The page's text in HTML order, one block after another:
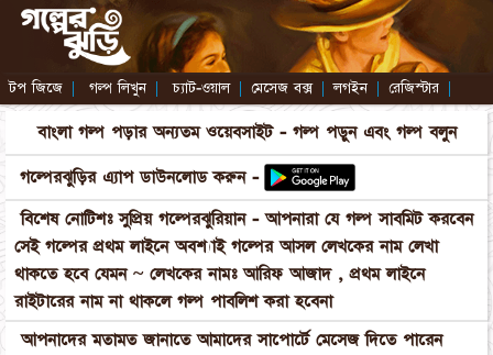
টপ জিজে | গল্প লিখুন | চ্যাট-ওয়াল | মেসেজ বক্স | লগইন | রেজিস্টার |
বাংলা গল্প পড়ার অন্যতম ওয়েবসাইট - গল্প পড়ুন এবং গল্প বলুন
গল্পেরঝুড়ির এ্যাপ ডাউনলোড করুন -
বিশেষ নোটিশঃ সুপ্রিয় গল্পেরঝুরিয়ান - আপনারা যে গল্প সাবমিট করবেন
সেই গল্পের প্রথম লাইনে অবশ্যাই গল্পের আসল লেখকের নাম লেখা
থাকতে হবে যেমন ~ লেখকের নামঃ আরিফ আজাদ , প্রথম লাইনে
রাইটারের নাম না থাকলে গল্প পাবলিশ করা হবেনা
আপনাদের মতামত জানাতে আমাদের সাপোর্টে মেসেজ দিতে পারেন